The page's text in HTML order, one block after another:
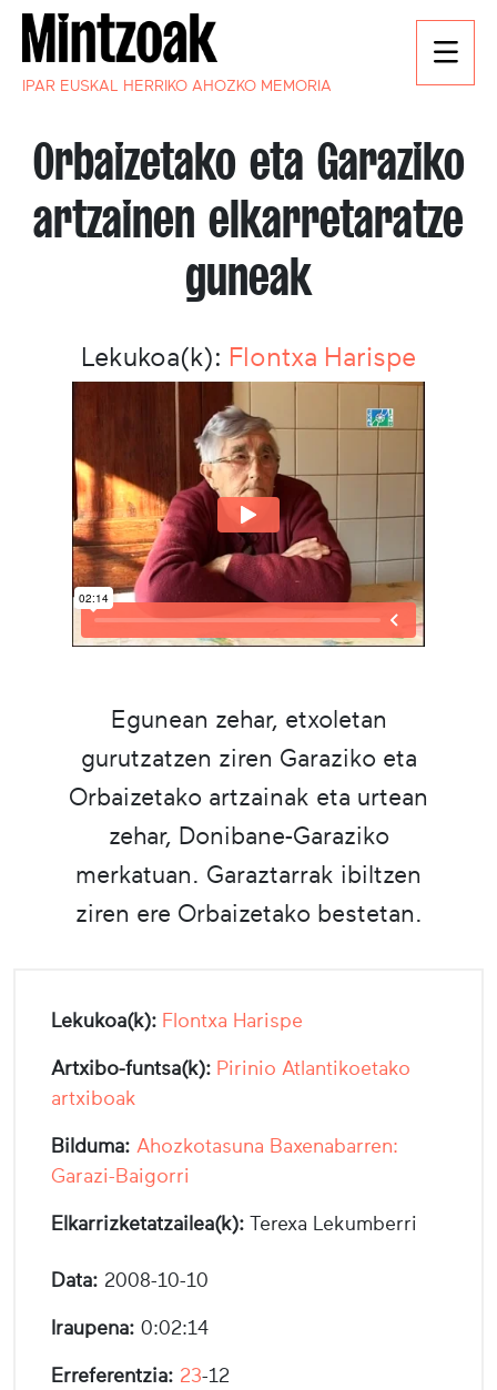
IPAR EUSKAL HERRIKO AHOZKO MEMORIA
Orbaizetako eta Garaziko
artzainen elkarretaratze
guneak
Lekukoa(k): Flontxa Harispe
Egunean zehar, etxoletan
gurutzatzen ziren Garaziko eta
Orbaizetako artzainak eta urtean
zehar, Donibane-Garaziko
merkatuan. Garaztarrak ibiltzen
ziren ere Orbaizetako bestetan.
Lekukoa(k): Flontxa Harispe
Artxibo-funtsa(k): Pirinio Atlantikoetako
artxiboak
Bilduma: Ahozkotasuna Baxenabarren:
Garazi-Baigorri
Elkarrizketatzailea(k): Terexa Lekumberri
Data: 2008-10-10
Iraupena: 0:02:14
Erreferentzia: 23-12